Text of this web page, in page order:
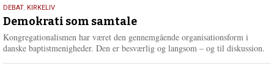
18.
maj
2026
DEBAT, KIRKELIV
Demokrati som samtale
Kongregationalismen har været den gennemgående organisationsform i
danske baptistmenigheder. Den er besværlig og langsom – og til diskussion.